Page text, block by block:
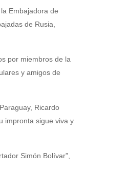
Embajadora de
de Rusia,
por miembros de la
y amigos de
Ricardo
impronta sigue viva y
Simón Bolívar”,